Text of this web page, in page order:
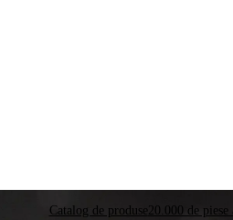
Catalog de produse 20.000 de